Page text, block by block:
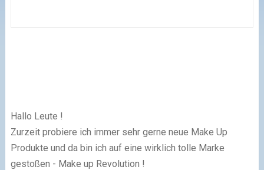
Hallo Leute !
Zurzeit probiere ich immer sehr gerne neue Make Up
Produkte und da bin ich auf eine wirklich tolle Marke
gestoßen - Make up Revolution !